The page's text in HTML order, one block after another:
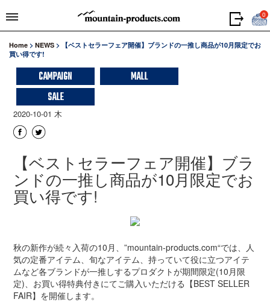
0
Home > NEWS >
【ベストセラーフェア開催】ブランドの一推し商品が10月限定でお
買い得です!
CAMPAIGN
MALL
SALE
2020-10-01 木
【ベストセラーフェア開催】ブラ
ンドの一推し商品が10月限定でお
買い得です!
秋の新作が続々入荷の10月、”mountain-products.com“では、人
気の定番アイテム、旬なアイテム、持っていて役に立つアイテ
ムなど各ブランドが一推しするプロダクトが期間限定(10月限
定)、お買い得特典付きにてご購入いただける【BEST SELLER
FAIR】を開催します。